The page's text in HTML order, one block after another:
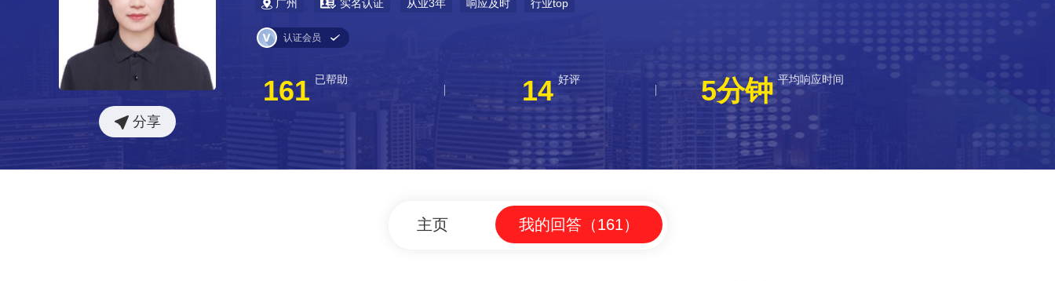
分享
广州 实名认证 从业3年 响应及时 行业top
认证会员
161 已帮助 14 好评 5分钟 平均响应时间
主页 我的回答（161）